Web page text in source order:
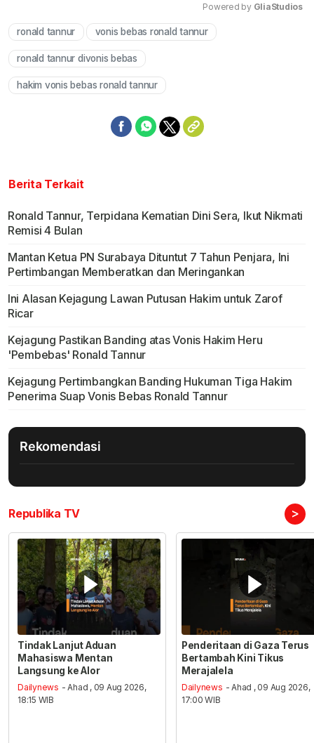
Powered by GliaStudios
ronald tannur vonis bebas ronald tannur
ronald tannur divonis bebas
hakim vonis bebas ronald tannur
Berita Terkait
Ronald Tannur, Terpidana Kematian Dini Sera, Ikut Nikmati
Remisi 4 Bulan
Mantan Ketua PN Surabaya Dituntut 7 Tahun Penjara, Ini
Pertimbangan Memberatkan dan Meringankan
Ini Alasan Kejagung Lawan Putusan Hakim untuk Zarof
Ricar
Kejagung Pastikan Banding atas Vonis Hakim Heru
'Pembebas' Ronald Tannur
Kejagung Pertimbangkan Banding Hukuman Tiga Hakim
Penerima Suap Vonis Bebas Ronald Tannur
Rekomendasi
Republika TV >
Tindak Lanjut Aduan
Mahasiswa Mentan
Langsung ke Alor
Dailynews - Ahad , 09 Aug 2026,
18:15 WIB
Penderitaan di Gaza Terus
Bertambah Kini Tikus
Merajalela
Dailynews - Ahad , 09 Aug 2026,
17:00 WIB